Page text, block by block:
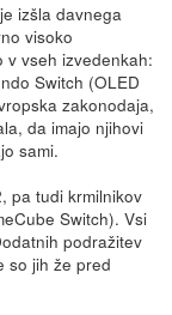
izšla davnega
visoko
v vseh izvedenkah:
Switch (OLED
zakonodaja,
da imajo njihovi
sami.
pa tudi krmilnikov
Switch). Vsi
podražitev
so jih že pred